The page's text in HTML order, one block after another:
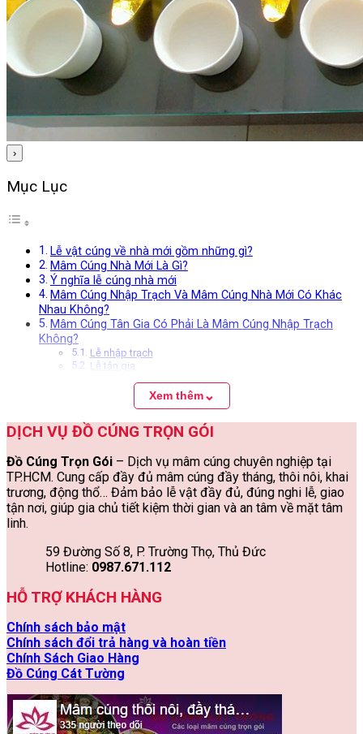
›
Mục Lục
Lễ vật cúng về nhà mới gồm những gì?
Mâm Cúng Nhà Mới Là Gì?
Ý nghĩa lễ cúng nhà mới
Mâm Cúng Nhập Trạch Và Mâm Cúng Nhà Mới Có Khác
Nhau Không?
Mâm Cúng Tân Gia Có Phải Là Mâm Cúng Nhập Trạch
Không?
Lễ nhập trạch
Lễ tân gia
Mâm Cúng Nhà Mới Gồm Những Gì?
Hoa và ngũ quả
Lễ vật tâm linh
Mâm Cúng Nhà Mới Cho Từng Loại Hình Nhà Ở
Mâm Cúng Nhà Mới Cho Nhà Phố
Mâm Cúng Nhà Mới Cho Căn Hộ Chung Cư
Mâm Cúng Nhà Mới Cho Nhà Thuê Có Cần Không?
Mâm Cúng Nhà Mới Đơn Giản Có Được Không?
Cách Bày Mâm Cúng Nhà Mới Đúng Chuẩn
Những Điều Kiêng Kỵ Khi Nhập Trạch
Sau Khi Cúng Nhà Mới Cần Làm Gì?
Cách Chọn Ngày Giờ Nhập Trạch Để Đón May Mắn
Những Vật Phẩm Gia Chủ Nên Mang Vào Nhà Đầu Tiên
Có Nên Tự Chuẩn Bị Mâm Cúng Nhà Mới?
Quy Trình Đặt Mâm Cúng Nhà Mới
Hình Ảnh Mâm Cúng Về Nhà Mới Đẹp, Đầy Đủ
Những Sai Lầm Thường Gặp Khi Chuẩn Bị Mâm Cúng
Nhà Mới
Vì Sao Khách Hàng Tin Tưởng Dịch Vụ Của Chúng Tôi?
Câu Hỏi Thường Gặp Về Mâm Cúng Nhà Mới (FAQ)
1. Mâm cúng nhà mới gồm những gì?
Xem thêm⌄
DỊCH VỤ ĐỒ CÚNG TRỌN GÓI
Đồ Cúng Trọn Gói – Dịch vụ mâm cúng chuyên nghiệp tại
TP.HCM. Cung cấp đầy đủ mâm cúng đầy tháng, thôi nôi, khai
trương, động thổ… Đảm bảo lễ vật đầy đủ, đúng nghi lễ, giao
tận nơi, giúp gia chủ tiết kiệm thời gian và an tâm về mặt tâm
linh.
59 Đường Số 8, P. Trường Thọ, Thủ Đức
Hotline: 0987.671.112
HỖ TRỢ KHÁCH HÀNG
Chính sách bảo mật
Chính sách đổi trả hàng và hoàn tiền
Chính Sách Giao Hàng
Đồ Cúng Cát Tường